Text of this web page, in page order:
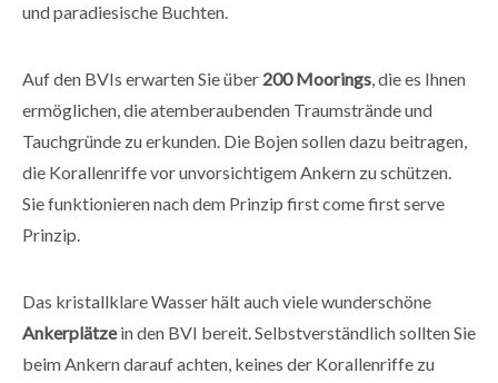
und paradiesische Buchten.
Auf den BVIs erwarten Sie über 200 Moorings, die es Ihnen
ermöglichen, die atemberaubenden Traumstrände und
Tauchgründe zu erkunden. Die Bojen sollen dazu beitragen,
die Korallenriffe vor unvorsichtigem Ankern zu schützen.
Sie funktionieren nach dem Prinzip first come first serve
Prinzip.
Das kristallklare Wasser hält auch viele wunderschöne
Ankerplätzein den BVI bereit. Selbstverständlich sollten Sie
beim Ankern darauf achten, keines der Korallenriffe zu